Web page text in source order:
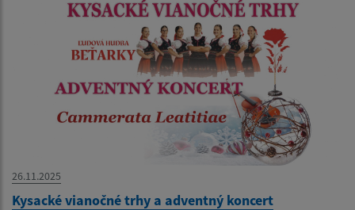
26.11.2025
Kysacké vianočné trhy a adventný koncert